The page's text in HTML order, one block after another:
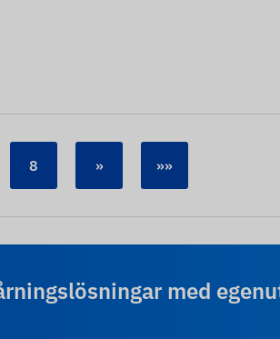
8 » »»
med